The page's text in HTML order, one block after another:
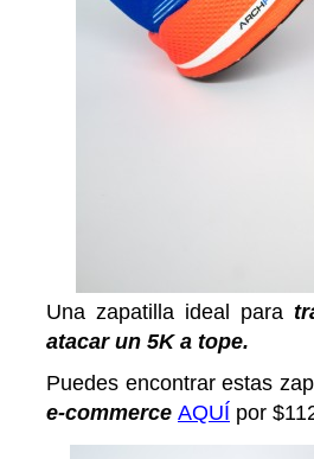
Una zapatilla ideal para
atacar un 5K a tope.
Puedes encontrar estas
e-commerce AQUÍ por